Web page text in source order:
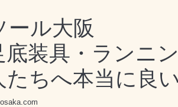
ール大阪
底装具・ランニ
たちへ本当に良